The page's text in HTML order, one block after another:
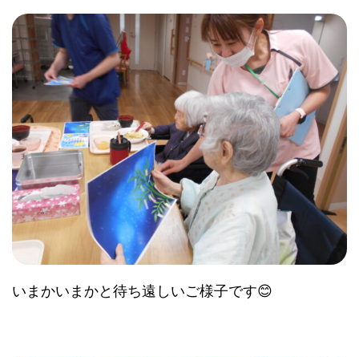
いまかいまかと待ち遠しいご様子です😊